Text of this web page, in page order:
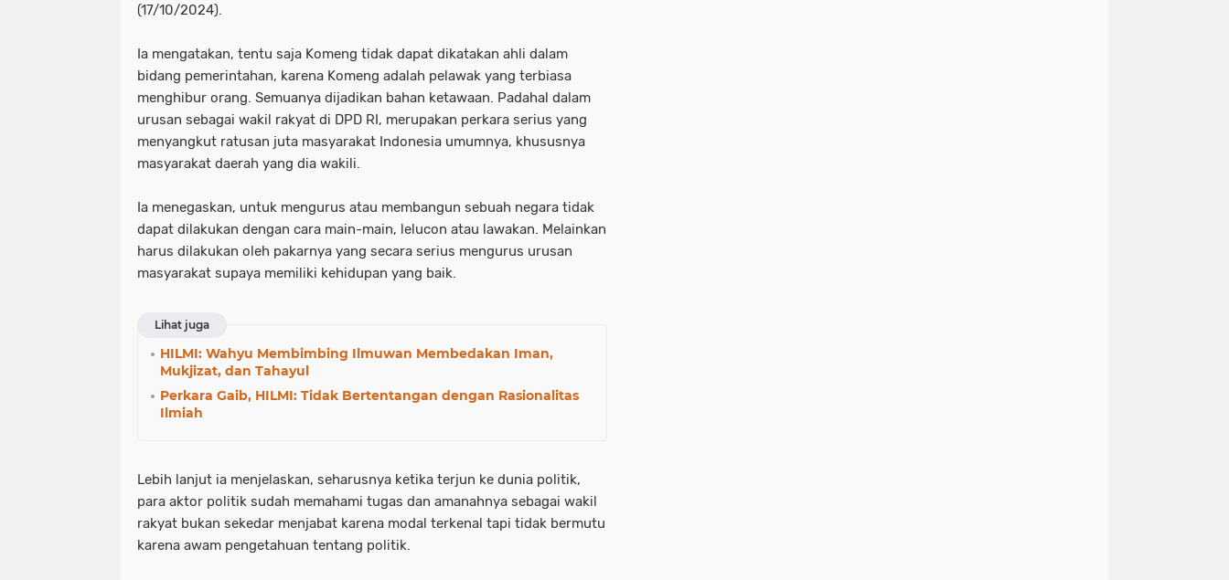
(17/10/2024).
Ia mengatakan, tentu saja Komeng tidak dapat dikatakan ahli dalam
bidang pemerintahan, karena Komeng adalah pelawak yang terbiasa
menghibur orang. Semuanya dijadikan bahan ketawaan. Padahal dalam
urusan sebagai wakil rakyat di DPD RI, merupakan perkara serius yang
menyangkut ratusan juta masyarakat Indonesia umumnya, khususnya
masyarakat daerah yang dia wakili.
Ia menegaskan, untuk mengurus atau membangun sebuah negara tidak
dapat dilakukan dengan cara main-main, lelucon atau lawakan. Melainkan
harus dilakukan oleh pakarnya yang secara serius mengurus urusan
masyarakat supaya memiliki kehidupan yang baik.
Lihat juga
HILMI: Wahyu Membimbing Ilmuwan Membedakan Iman,
Mukjizat, dan Tahayul
Perkara Gaib, HILMI: Tidak Bertentangan dengan Rasionalitas
Ilmiah
Lebih lanjut ia menjelaskan, seharusnya ketika terjun ke dunia politik,
para aktor politik sudah memahami tugas dan amanahnya sebagai wakil
rakyat bukan sekedar menjabat karena modal terkenal tapi tidak bermutu
karena awam pengetahuan tentang politik.